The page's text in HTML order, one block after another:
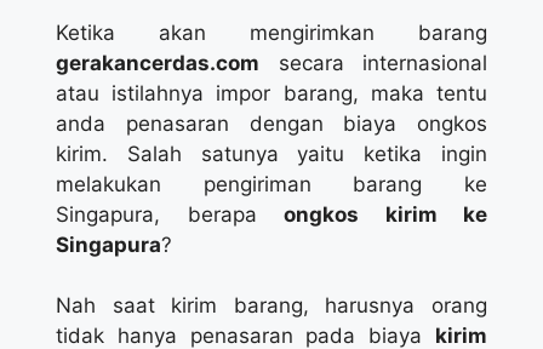
Ketika akan mengirimkan barang
gerakancerdas.com secara internasional
atau istilahnya impor barang, maka tentu
anda penasaran dengan biaya ongkos
kirim. Salah satunya yaitu ketika ingin
melakukan pengiriman barang ke
Singapura, berapa ongkos kirim ke
Singapura?
Nah saat kirim barang, harusnya orang
tidak hanya penasaran pada biaya kirim